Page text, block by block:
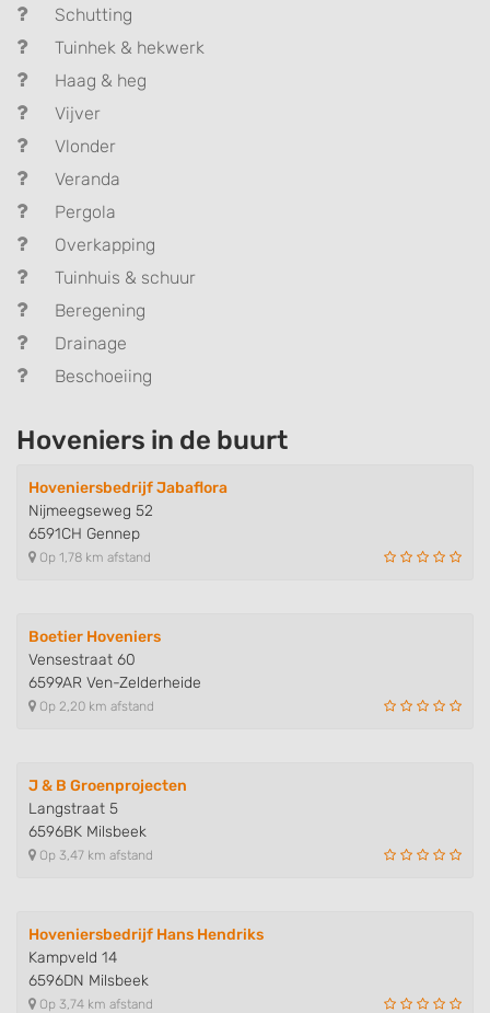
Schutting
Tuinhek & hekwerk
Haag & heg
Vijver
Vlonder
Veranda
Pergola
Overkapping
Tuinhuis & schuur
Beregening
Drainage
Beschoeiing
Hoveniers in de buurt
Hoveniersbedrijf Jabaflora
Nijmeegseweg 52
6591CH Gennep
Op 1,78 km afstand
Boetier Hoveniers
Vensestraat 60
6599AR Ven-Zelderheide
Op 2,20 km afstand
J & B Groenprojecten
Langstraat 5
6596BK Milsbeek
Op 3,47 km afstand
Hoveniersbedrijf Hans Hendriks
Kampveld 14
6596DN Milsbeek
Op 3,74 km afstand